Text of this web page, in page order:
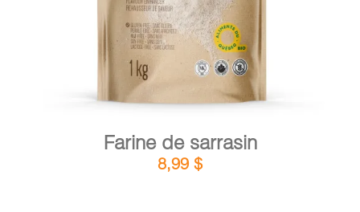
Farine de sarrasin
8,99 $